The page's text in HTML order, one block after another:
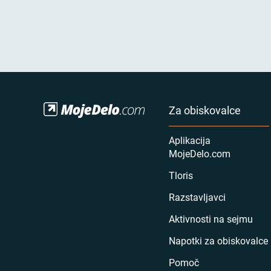
Za obiskovalce
Aplikacija
MojeDelo.com
Tloris
Razstavljavci
Aktivnosti na sejmu
Napotki za obiskovalce
Pomoč